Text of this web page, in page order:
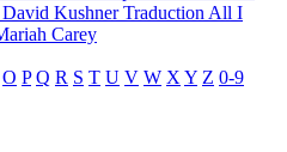
David Kushner Traduction All I
Carey
O P Q R S T U V W X Y Z 0-9